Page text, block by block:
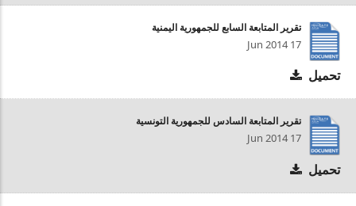
تقرير المتابعة السابع للجمهورية اليمنية
17 Jun 2014
تحميل
تقرير المتابعة السادس للجمهورية التونسية
17 Jun 2014
تحميل